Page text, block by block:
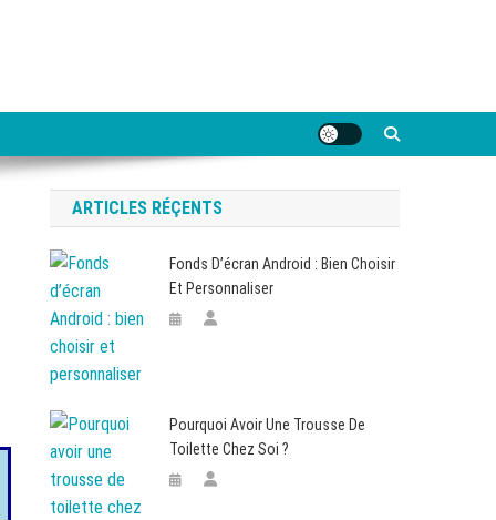
ARTICLES RÉÇENTS
Fonds D’écran Android : Bien Choisir
Et Personnaliser
Pourquoi Avoir Une Trousse De
Toilette Chez Soi ?